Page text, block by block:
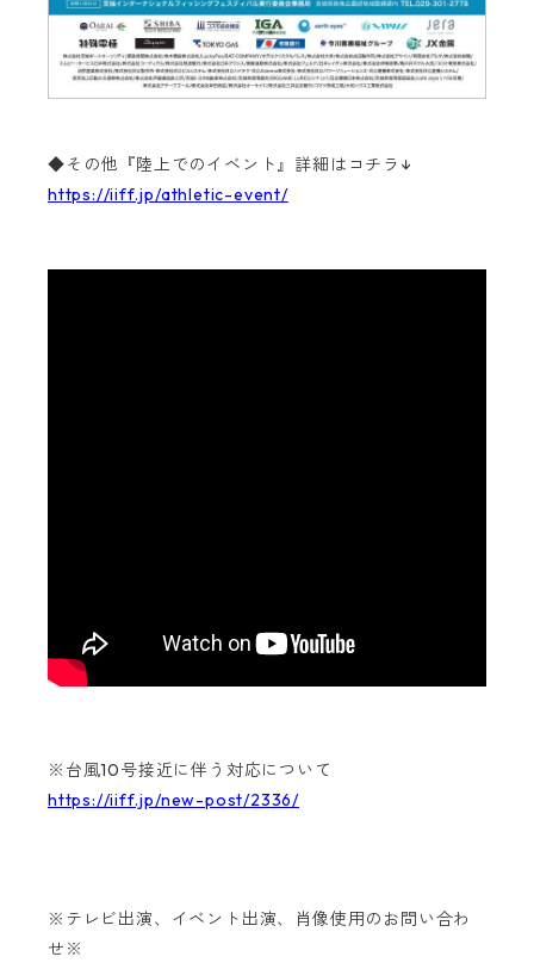
◆その他『陸上でのイベント』詳細はコチラ↓
https://iiff.jp/athletic-event/
※台風10号接近に伴う対応について
https://iiff.jp/new-post/2336/
※テレビ出演、イベント出演、肖像使用のお問い合わ
せ※